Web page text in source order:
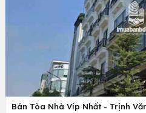
Bán Tòa Nhà Víp Nhất - Trịnh